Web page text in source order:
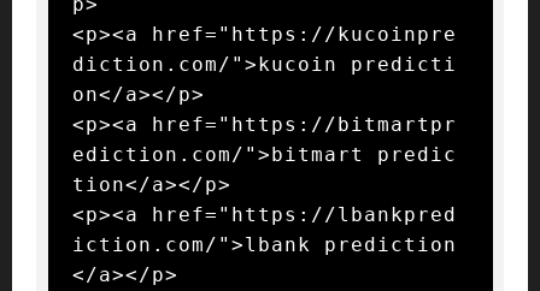
<p><a href="https://kucoinpre
diction.com/">kucoin predicti
on</a></p>
<p><a href="https://bitmartpr
ediction.com/">bitmart predic
tion</a></p>
<p><a href="https://lbankpred
iction.com/">lbank prediction
</a></p>